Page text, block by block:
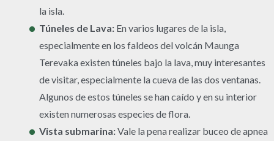
la isla.
Túneles de Lava: En varios lugares de la isla,
especialmente en los faldeos del volcán Maunga
Terevaka existen túneles bajo la lava, muy interesantes
de visitar, especialmente la cueva de las dos ventanas.
Algunos de estos túneles se han caído y en su interior
existen numerosas especies de flora.
Vista submarina:Vale la pena realizar buceo de apnea